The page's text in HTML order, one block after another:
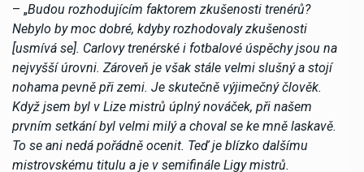
– „Budou rozhodujícím faktorem zkušenosti trenérů?
Nebylo by moc dobré, kdyby rozhodovaly zkušenosti
[usmívá se]. Carlovy trenérské i fotbalové úspěchy jsou na
nejvyšší úrovni. Zároveň je však stále velmi slušný a stojí
nohama pevně při zemi. Je skutečně výjimečný člověk.
Když jsem byl v Lize mistrů úplný nováček, při našem
prvním setkání byl velmi milý a choval se ke mně laskavě.
To se ani nedá pořádně ocenit. Teď je blízko dalšímu
mistrovskému titulu a je v semifinále Ligy mistrů.